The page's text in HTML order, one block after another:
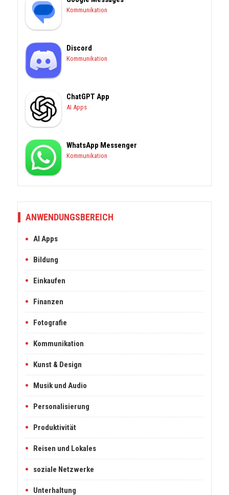
Kommunikation
Discord
Kommunikation
ChatGPT App
AI Apps
WhatsApp Messenger
Kommunikation
ANWENDUNGSBEREICH
AI Apps
Bildung
Einkaufen
Finanzen
Fotografie
Kommunikation
Kunst & Design
Musik und Audio
Personalisierung
Produktivität
Reisen und Lokales
soziale Netzwerke
Unterhaltung